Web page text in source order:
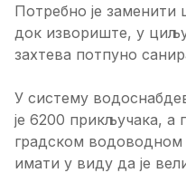
Потребно је
док извориште, у
захтева потпуно
У систему
је 6200 прикључака,
градском
имати у виду да је